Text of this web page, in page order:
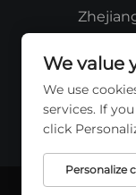
ринках.
We value
We use
services. If
click
Personalize